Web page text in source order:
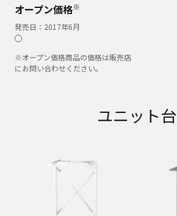
オープン価格※
発売日： 2017年6月
※オープン価格商品の価格は販売店
にお問い合わせください。
ユニット台